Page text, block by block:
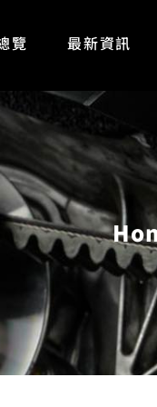
覽 最新資訊